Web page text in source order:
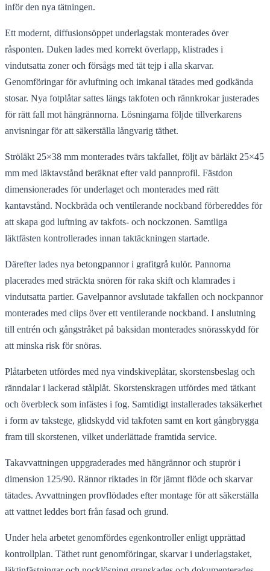
inför den nya tätningen.
Ett modernt, diffusionsöppet underlagstak monterades över
råsponten. Duken lades med korrekt överlapp, klistrades i
vindutsatta zoner och försågs med tät tejp i alla skarvar.
Genomföringar för avluftning och imkanal tätades med godkända
stosar. Nya fotplåtar sattes längs takfoten och rännkrokar justerades
för rätt fall mot hängrännorna. Lösningarna följde tillverkarens
anvisningar för att säkerställa långvarig täthet.
Ströläkt 25×38 mm monterades tvärs takfallet, följt av bärläkt 25×45
mm med läktavstånd beräknat efter vald pannprofil. Fästdon
dimensionerades för underlaget och monterades med rätt
kantavstånd. Nockbräda och ventilerande nockband förbereddes för
att skapa god luftning av takfots- och nockzonen. Samtliga
läktfästen kontrollerades innan taktäckningen startade.
Därefter lades nya betongpannor i grafitgrå kulör. Pannorna
placerades med sträckta snören för raka skift och klamrades i
vindutsatta partier. Gavelpannor avslutade takfallen och nockpannor
monterades med clips över ett ventilerande nockband. I anslutning
till entrén och gångstråket på baksidan monterades snörasskydd för
att minska risk för snöras.
Plåtarbeten utfördes med nya vindskiveplåtar, skorstensbeslag och
ränndalar i lackerad stålplåt. Skorstenskragen utfördes med tätkant
och överbleck som infästes i fog. Samtidigt installerades taksäkerhet
i form av takstege, glidskydd vid takfoten samt en kort gångbrygga
fram till skorstenen, vilket underlättade framtida service.
Takavvattningen uppgraderades med hängrännor och stuprör i
dimension 125/90. Rännor riktades in för jämnt flöde och skarvar
tätades. Avvattningen provflödades efter montage för att säkerställa
att vattnet leddes bort från fasad och grund.
Under hela arbetet genomfördes egenkontroller enligt upprättad
kontrollplan. Täthet runt genomföringar, skarvar i underlagstaket,